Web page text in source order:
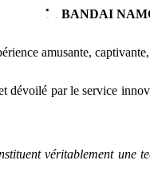
BANDAI
amusante,
dévoilé par le service
véritablement une